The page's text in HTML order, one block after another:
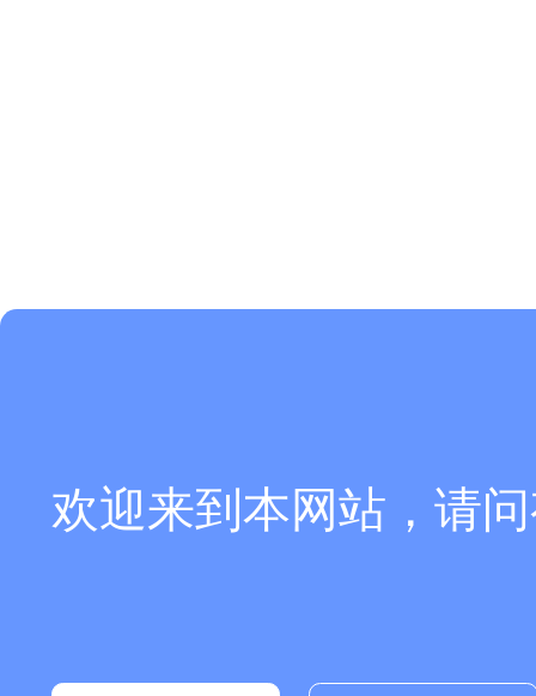
欢迎来到本网站，请